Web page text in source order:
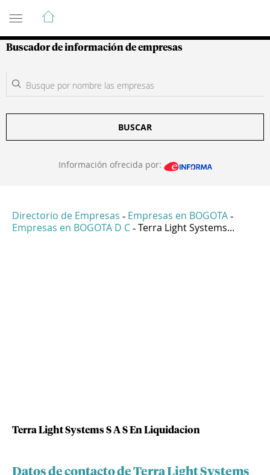
Guía de Empresas Colombianas
Buscador de información de empresas
BUSCAR
Información ofrecida por:
Directorio de Empresas - Empresas en BOGOTA -
Empresas en BOGOTA D C - Terra Light Systems...
Terra Light Systems S A S En Liquidacion
Datos de contacto de Terra Light Systems